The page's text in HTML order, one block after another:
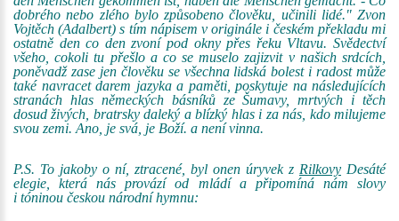
dobrého nebo zlého bylo způsobeno člověku, učinili lidé." Zvon
Vojtěch (Adalbert) s tím nápisem v originále i českém překladu mi
ostatně den co den zvoní pod okny přes řeku Vltavu. Svědectví
všeho, cokoli tu přešlo a co se muselo zajizvit v našich srdcích,
poněvadž zase jen člověku se všechna lidská bolest i radost může
také navracet darem jazyka a paměti, poskytuje na následujících
stranách hlas německých básníků ze Šumavy, mrtvých i těch
dosud živých, bratrsky daleký a blízký hlas i za nás, kdo milujeme
svou zemi. Ano, je svá, je Boží. a není vinna.
P.S. To jakoby o ní, ztracené, byl onen úryvek z Rilkovy Desáté
elegie, která nás provází od mládí a připomíná nám slovy
i tóninou českou národní hymnu: